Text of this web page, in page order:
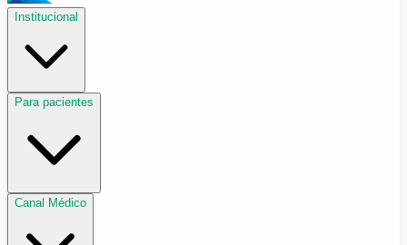
Institucional
Para pacientes
Canal Médico